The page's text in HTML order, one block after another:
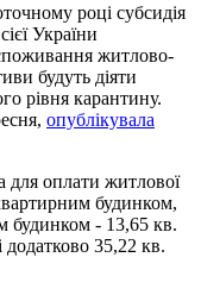
році субсидія
України
житлово-
будуть діяти
рівня карантину.
опублікувала
для оплати житлової
будинком,
будинком - 13,65 кв.
35,22 кв.